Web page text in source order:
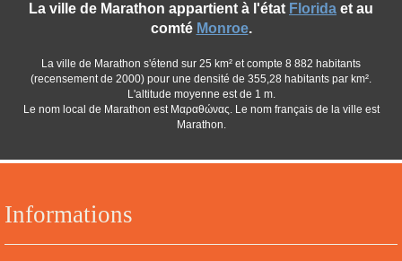
Informations
La ville de Marathon appartient à l'état Florida et au
comté Monroe.
La ville de Marathon s'étend sur 25 km² et compte 8 882 habitants
(recensement de 2000) pour une densité de 355,28 habitants par km².
L'altitude moyenne est de 1 m.
Le nom local de Marathon est Μαραθώνας. Le nom français de la ville est
Marathon.